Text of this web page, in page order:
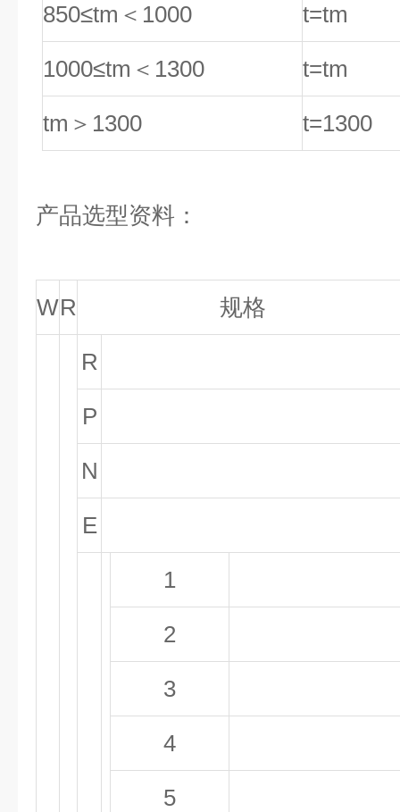
850≤tm ＜1000 t=tm
1000≤tm ＜1300 t=tm
tm ＞1300 t=1300
产品选型资料：
WR 规格
R
P
N
E
1
2
3
4
5